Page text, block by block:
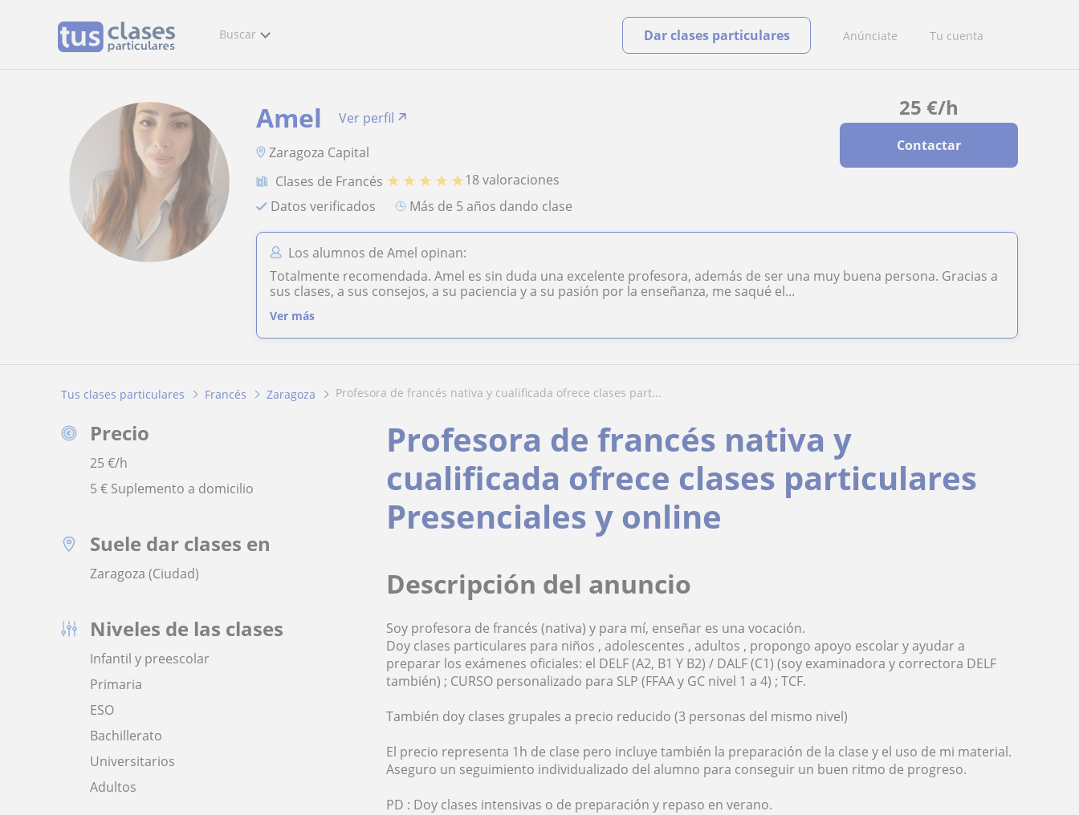
Buscar Anúnciate Tu cuenta
Dar clases particulares
25 €/h
Contactar
Amel
Ver perfil
Zaragoza Capital
Clases de Francés ★ ★ ★ ★ ★18 valoraciones
Datos verificados
más de 5 años dando clase
Los alumnos de Amel opinan:
Totalmente recomendada. Amel es sin duda una excelente profesora, además de ser una muy buena persona. Gracias a
sus clases, a sus consejos, a su paciencia y a su pasión por la enseñanza, me saqué el...
Ver más
Tus clases particulares Francés Zaragoza profesora de francés nativa y cualificada ofrece clases part...
Precio
25€/h
5 € Suplemento a domicilio
Suele dar clases en
Zaragoza (Ciudad)
Niveles de las clases
Infantil y preescolar
Primaria
ESO
Bachillerato
Universitarios
Adultos
Profesora de francés nativa y
cualificada ofrece clases particulares
Presenciales y online
Descripción del anuncio
Soy profesora de francés (nativa) y para mí, enseñar es una vocación.
Doy clases particulares para niños , adolescentes , adultos , propongo apoyo escolar y ayudar a
preparar los exámenes oficiales: el DELF (A2, B1 Y B2) / DALF (C1) (soy examinadora y correctora DELF
también) ; CURSO personalizado para SLP (FFAA y GC nivel 1 a 4) ; TCF.
También doy clases grupales a precio reducido (3 personas del mismo nivel)
El precio representa 1h de clase pero incluye también la preparación de la clase y el uso de mi material.
Aseguro un seguimiento individualizado del alumno para conseguir un buen ritmo de progreso.
PD : Doy clases intensivas o de preparación y repaso en verano.